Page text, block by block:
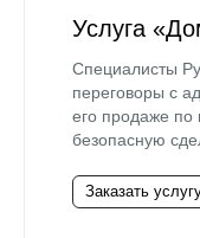
Услуга
Специалисты
переговоры с
его продаже по
безопасную
Заказать